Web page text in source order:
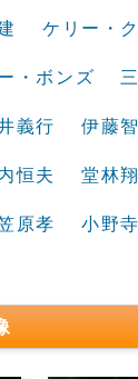
ケリー・
・ボンズ
義行 伊藤
恒夫 堂林
原孝 小野